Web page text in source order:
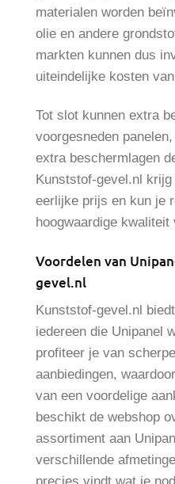
materialen worden
olie en andere
markten kunnen dus
uiteindelijke kosten
Tot slot kunnen extra
voorgesneden
extra beschermlagen
Kunststof-gevel.nl
eerlijke prijs en kun je
hoogwaardige
Voordelen van
gevel.nl
Kunststof-gevel.nl
iedereen die Unipanel
profiteer je van
aanbiedingen,
van een voordelige
beschikt de webshop
assortiment aan
verschillende